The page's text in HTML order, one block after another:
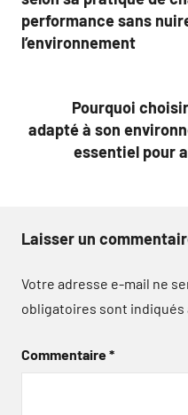
l’article
performance sans
l’environnement
Pourquoi
adapté à son
essentiel pour
Laisser un
Votre adresse e-mail ne
obligatoires sont indiqués
Commentaire*